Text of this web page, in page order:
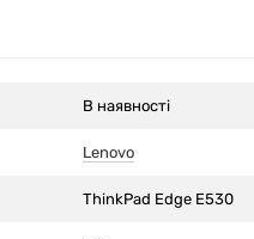
В наявності
Lenovo
ThinkPad Edge E530